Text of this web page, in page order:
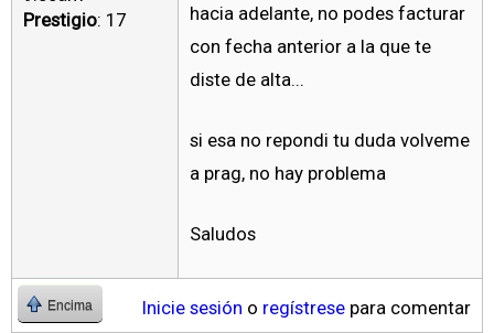
Prestigio: 17
hacia adelante, no podes facturar
con fecha anterior a la que te
diste de alta...
si esa no repondi tu duda volveme
a prag, no hay problema
Saludos
Encima Inicie sesión o regístrese para comentar